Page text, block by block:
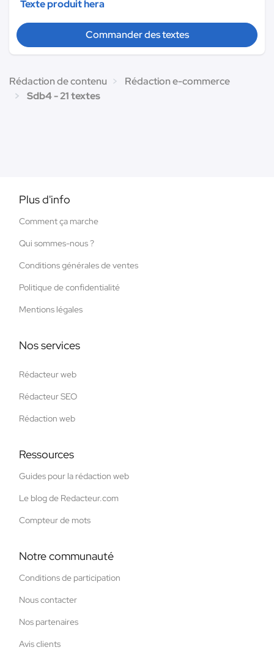
Texte produit hera
Commander des textes
Rédaction de contenu
Rédaction e-commerce
Sdb4 - 21 textes
Plus d'info
Comment ça marche
Qui sommes-nous ?
Conditions générales de ventes
Politique de confidentialité
Mentions légales
Nos services
Rédacteur web
Rédacteur SEO
Rédaction web
Ressources
Guides pour la rédaction web
Le blog de Redacteur.com
Compteur de mots
Notre communauté
Conditions de participation
Nous contacter
Nos partenaires
Avis clients